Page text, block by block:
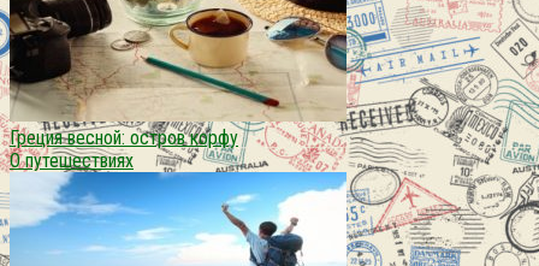
Греция весной: остров корфу
О путешествиях